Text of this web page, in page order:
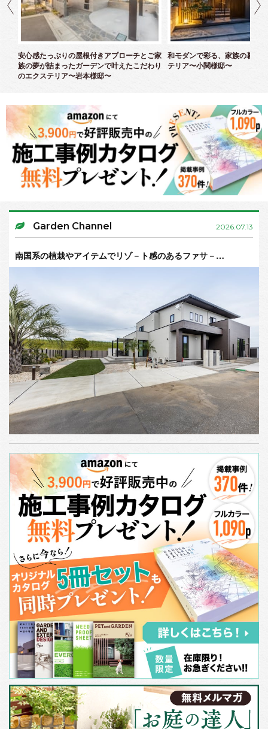
安心感たっぷりの屋根付きアプローチとご家
族の夢が詰まったガーデンで叶えたこだわり
のエクステリア〜岩本様邸〜
和モダンで彩る、家族の暮ら
テリア〜小関様邸〜
Garden Channel 2026.07.13
南国系の植栽やアイテムでリゾ－ト感のあるファサ－…